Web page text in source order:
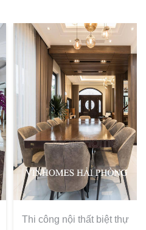
Thi công nội thất biệt thự